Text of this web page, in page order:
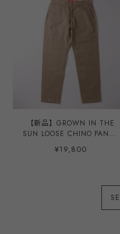
ーオール ジャケット ビッグ
サイズ サイズ48 実寸XXL
USA製 ユニオンチケット ミ
ントコンディション ワンウ
ォッシュ
【新品】GROWN IN THE
SUN LOOSE CHINO PANTS
JAPAN W36／グローインザ
製 SUNSHINE＋CLOUD
¥19,800